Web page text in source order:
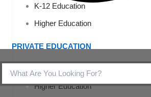
K-12 Education
Higher Education
PRIVATE EDUCATION
K-12 Education
Higher Education